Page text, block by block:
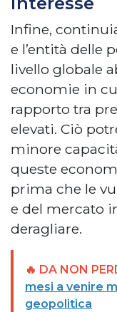
Infine,
e l’entità delle
livello globale
economie in
rapporto tra
elevati. Ciò
minore
queste
prima che le
e del mercato
deragliare.
🔥 DA NON
mesi a venire
geopolitica